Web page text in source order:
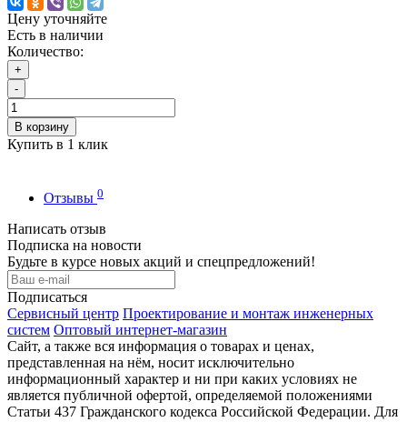
Цену уточняйте
Есть в наличии
Количество:
+
-
В корзину
Купить в 1 клик
Отзывы 0
Написать отзыв
Подписка на новости
Будьте в курсе новых акций и спецпредложений!
Подписаться
Сервисный центр Проектирование и монтаж инженерных
систем Оптовый интернет-магазин
Сайт, а также вся информация о товарах и ценах,
представленная на нём, носит исключительно
информационный характер и ни при каких условиях не
является публичной офертой, определяемой положениями
Статьи 437 Гражданского кодекса Российской Федерации. Для